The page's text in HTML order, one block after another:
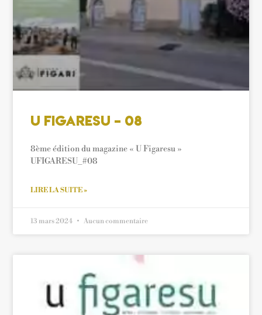
U Figaresu – 08
8ème édition du magazine « U Figaresu »
UFIGARESU_#08
LIRE LA SUITE »
13 mars 2024 Aucun commentaire